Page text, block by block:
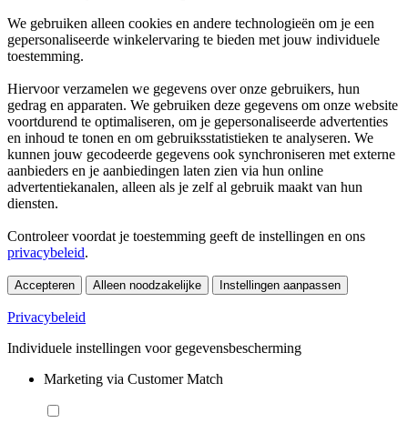
We gebruiken alleen cookies en andere technologieën om je een
gepersonaliseerde winkelervaring te bieden met jouw individuele
toestemming.
Hiervoor verzamelen we gegevens over onze gebruikers, hun
gedrag en apparaten. We gebruiken deze gegevens om onze website
voortdurend te optimaliseren, om je gepersonaliseerde advertenties
en inhoud te tonen en om gebruiksstatistieken te analyseren. We
kunnen jouw gecodeerde gegevens ook synchroniseren met externe
aanbieders en je aanbiedingen laten zien via hun online
advertentiekanalen, alleen als je zelf al gebruik maakt van hun
diensten.
Controleer voordat je toestemming geeft de instellingen en ons
privacybeleid.
Accepteren Alleen noodzakelijke Instellingen aanpassen
Privacybeleid
Individuele instellingen voor gegevensbescherming
Marketing via Customer Match